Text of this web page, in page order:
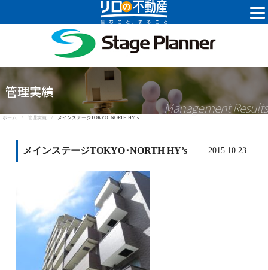
管理実績
Management Results
ホーム /管理実績 / メインステージTOKYO･NORTH HY’s
メインステージTOKYO･NORTH HY’s 2015.10.23